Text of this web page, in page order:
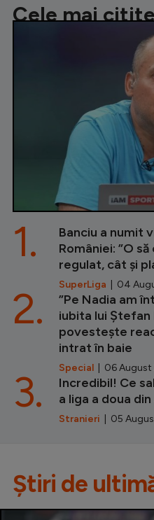
Cele mai
Banciu a numit
României: ”O
regulat, cât și
SuperLiga | 04
1.
”Pe Nadia am
iubita lui Ștefan
povestește
intrat în baie
Special | 06 August
2.
Incredibil! Ce
a liga a doua
Stranieri | 05
3.
Știri de